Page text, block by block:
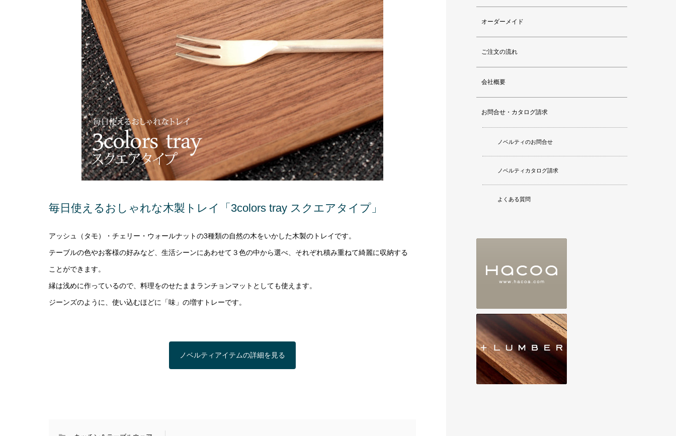
毎日使えるおしゃれな木製トレイ「3colors tray スクエアタイプ」
アッシュ（タモ）・チェリー・ウォールナットの3種類の自然の木をいかした木製のトレイです。
テーブルの色やお客様の好みなど、生活シーンにあわせて３色の中から選べ、それぞれ積み重ねて綺麗に収納する
ことができます。
縁は浅めに作っているので、料理をのせたままランチョンマットとしても使えます。
ジーンズのように、使い込むほどに「味」の増すトレーです。
ノベルティアイテムの詳細を見る
オーダーメイド
ご注文の流れ
会社概要
お問合せ・カタログ請求
ノベルティのお問合せ
ノベルティカタログ請求
よくある質問